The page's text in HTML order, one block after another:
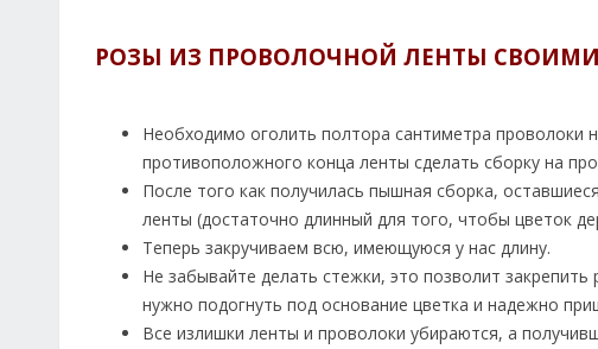
РОЗЫ ИЗ ПРОВОЛОЧНОЙ ЛЕНТЫ
Необходимо оголить полтора сантиметра проволоки
противоположного конца ленты сделать сборку на
После того как получилась пышная сборка,
ленты (достаточно длинный для того, чтобы цветок
Теперь закручиваем всю, имеющуюся у нас длину.
Не забывайте делать стежки, это позволит
нужно подогнуть под основание цветка и надежно
Все излишки ленты и проволоки убираются, а